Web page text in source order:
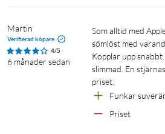
iPad Pro 11 tum (första, andra, tredje
iPad Pro 9,7 tum
iPad (femte, sjätte, sjunde, åttonde,
generationen)
iPad Air 13 tum (M2)
iPad Air (tredje, fjärde och femte
Martin
Verifierad köpare
4/5
6 månader sedan
Som alltid med Apple fungerar prylarna
sömlöst med
Kopplar upp
slimmad. En
priset.
Funkar
Priset